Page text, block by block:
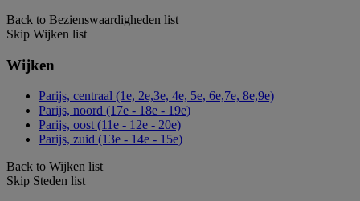
Back to Bezienswaardigheden list
Skip Wijken list
Wijken
Parijs, centraal (1e, 2e,3e, 4e, 5e, 6e,7e, 8e,9e)
Parijs, noord (17e - 18e - 19e)
Parijs, oost (11e - 12e - 20e)
Parijs, zuid (13e - 14e - 15e)
Back to Wijken list
Skip Steden list